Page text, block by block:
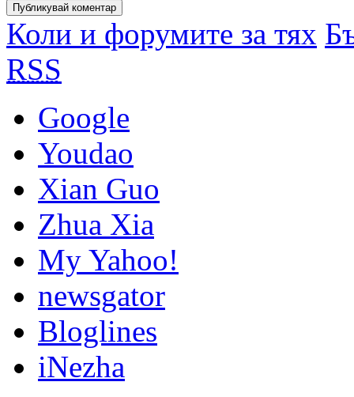
Коли и форумите за тях
RSS
Google
Youdao
Xian Guo
Zhua Xia
My Yahoo!
newsgator
Bloglines
iNezha